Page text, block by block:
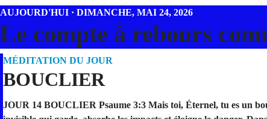
AUJOURD'HUI · DIMANCHE, MAI 24, 2026
Le compte à rebours
MÉDITATION DU JOUR
BOUCLIER
JOUR 14 BOUCLIER Psaume 3:3 Mais toi, Éternel, tu es un